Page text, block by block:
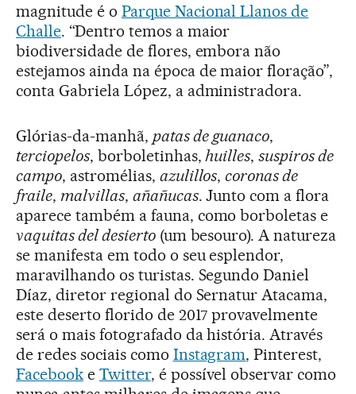
magnitude é o Parque Nacional Llanos de
Challe. “Dentro temos a maior
biodiversidade de flores, embora não
estejamos ainda na época de maior floração”,
conta Gabriela López, a administradora.
Glórias-da-manhã, patas de guanaco,
terciopelos, borboletinhas,huilles,suspiros de
campo, astromélias, azulillos,coronas de
fraile, malvillas, añañucas. Junto com a flora
aparece também a fauna, como borboletas e
vaquitas del desierto(um besouro). A natureza
se manifesta em todo o seu esplendor,
maravilhando os turistas. Segundo Daniel
Díaz, diretor regional do Sernatur Atacama,
este deserto florido de 2017 provavelmente
será o mais fotografado da história. Através
de redes sociais como Instagram, Pinterest,
Facebooke Twitter, é possível observar como